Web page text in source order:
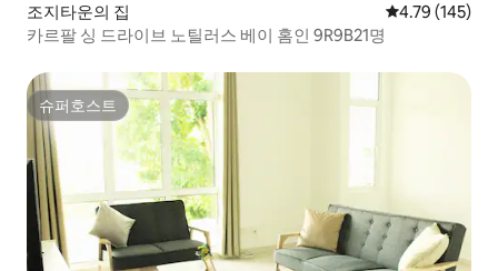
조지타운의 집 평점 4.79점(5
4.79 (145)
카르팔 싱 드라이브 노틸러스 베이 홈인 9R9B21명
슈퍼호스트
슈퍼호스트